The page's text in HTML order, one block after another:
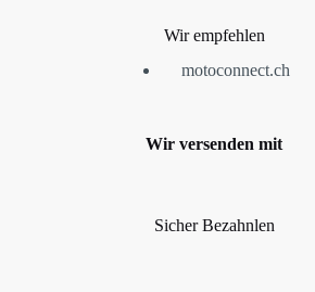
Wir empfehlen
motoconnect.ch
Wir versenden mit
Sicher Bezahnlen